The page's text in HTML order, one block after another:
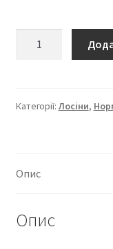
Категорії:Лосіни,
Опис
Опис